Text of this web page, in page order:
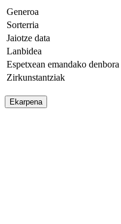
Generoa
Sorterria
Jaiotze data
Lanbidea
Espetxean emandako denbora
Zirkunstantziak